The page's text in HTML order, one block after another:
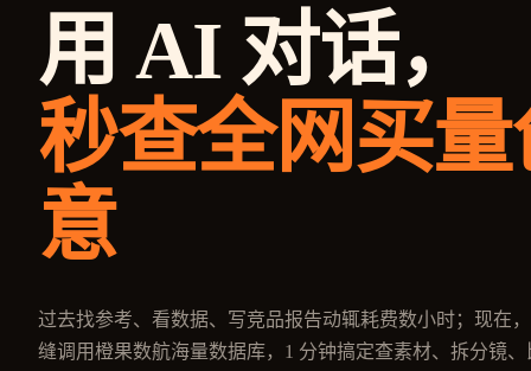
用 AI 对话，
秒查全网买量
意
过去找参考、看数据、写竞品报告动辄耗费数小时；现在
缝调用橙果数航海量数据库，1 分钟搞定查素材、拆分镜